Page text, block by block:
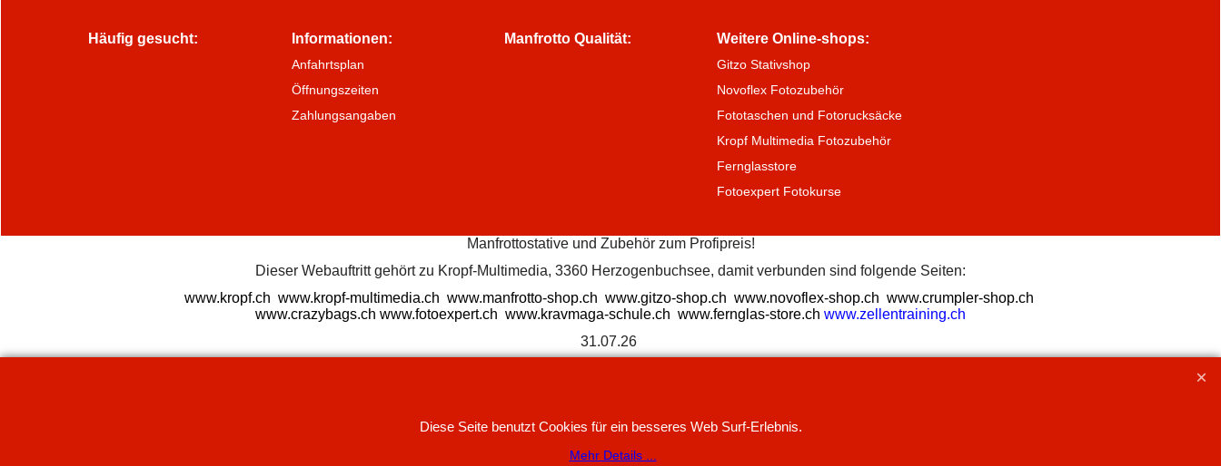
Häufig gesucht: Informationen:
Anfahrtsplan
Öffnungszeiten
Zahlungsangaben
Manfrotto Qualität: Weitere Online-shops:
Gitzo Stativshop
Novoflex Fotozubehör
Fototaschen und Fotorucksäcke
Kropf Multimedia Fotozubehör
Fernglasstore
Fotoexpert Fotokurse
Manfrottostative und Zubehör zum Profipreis!
Dieser Webauftritt gehört zu Kropf-Multimedia, 3360 Herzogenbuchsee, damit verbunden sind folgende Seiten:
www.kropf.ch www.kropf-multimedia.ch www.manfrotto-shop.ch www.gitzo-shop.ch www.novoflex-shop.ch www.crumpler-shop.ch
www.crazybags.ch www.fotoexpert.ch www.kravmaga-schule.ch www.fernglas-store.ch www.zellentraining.ch
31.07.26
Diese Seite benutzt Cookies für ein besseres Web Surf-Erlebnis.
Mehr Details ...